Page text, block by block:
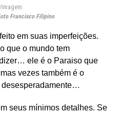
Imagem:
Francisco Filipino
em suas imperfeições.
que o mundo tem
ele é o Paraiso que
vezes também é o
desesperadamente…
seus mínimos detalhes. Se